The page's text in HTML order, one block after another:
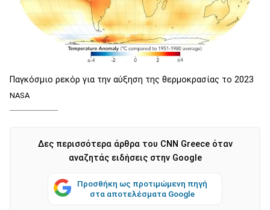
Παγκόσμιο ρεκόρ για την αύξηση της θερμοκρασίας το 2023
NASA
Δες περισσότερα άρθρα του CNN Greece όταν
αναζητάς ειδήσεις στην Google
Προσθήκη ως προτιμώμενη πηγή
στα αποτελέσματα Google